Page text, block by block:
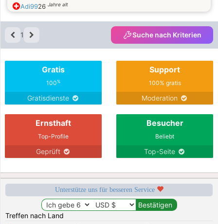
Adi9926 Jahre alt
1 Suche nach Kriterien
Gratis
100%
Gratisdienste
Support
100% gratis
Moderation
Ernsthaft
Top-Profile
Geprüft
Besucher
Beliebt
Top-Seite
Unterstütze uns für besseren Service
Treffen nach Land